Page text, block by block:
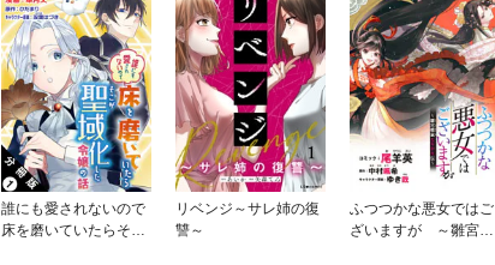
誰にも愛されないので
床を磨いていたらそこ
リベンジ～サレ姉の復
讐～
ふつつかな悪女ではご
ざいますが ～雛宮蝶